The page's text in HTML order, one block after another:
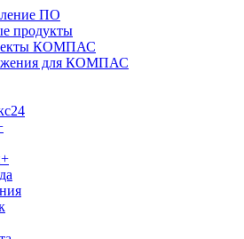
ПО
продукты
КОМПАС
для КОМПАС